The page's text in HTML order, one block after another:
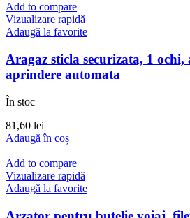
Add to compare
Vizualizare rapidă
Adaugă la favorite
Aragaz sticla securizata, 1
aprindere automata
În stoc
81,60 lei
Adaugă în coș
Add to compare
Vizualizare rapidă
Adaugă la favorite